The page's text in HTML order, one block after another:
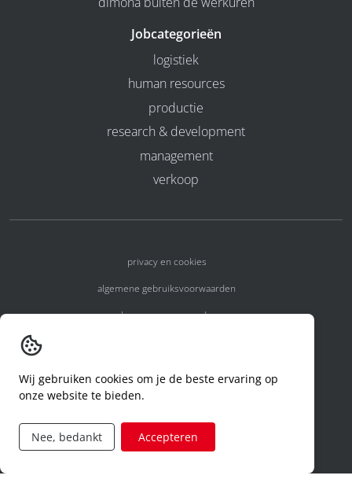
Jobcategorieën
logistiek
human resources
productie
research & development
management
verkoop
privacy en cookies
algemene gebruiksvoorwaarden
algemene voorwaarden
code of conduct
aanvraag rechten ivm privacy
Wij gebruiken cookies om je de beste ervaring op
onze website te bieden.
Nee, bedankt Accepteren